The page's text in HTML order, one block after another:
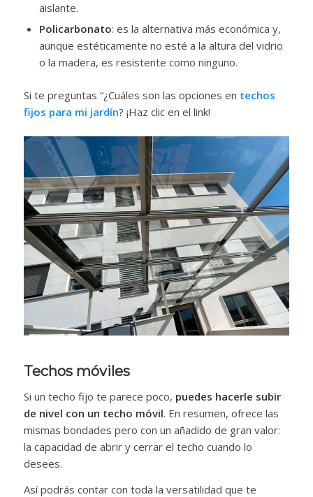
aislante.
Policarbonato: es la alternativa más económica y,
aunque estéticamente no esté a la altura del vidrio
o la madera, es resistente como ninguno.
Si te preguntas “¿Cuáles son las opciones en techos
fijos para mi jardín? ¡Haz clic en el link!
Techos móviles
Si un techo fijo te parece poco, puedes hacerle subir
de nivel con un techo móvil. En resumen, ofrece las
mismas bondades pero con un añadido de gran valor:
la capacidad de abrir y cerrar el techo cuando lo
desees.
Así podrás contar con toda la versatilidad que te